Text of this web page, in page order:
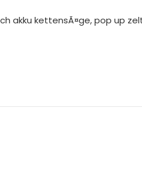
akku kettensÃ¤ge, pop up